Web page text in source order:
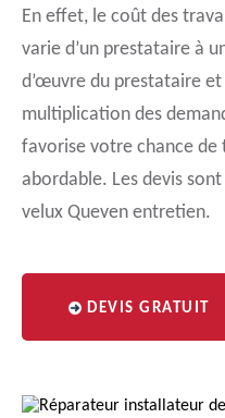
En effet, le coût des
varie d’un prestataire à
d’œuvre du prestataire et
multiplication des
favorise votre chance
abordable. Les devis
velux Queven entretien.
DEVIS GRATUIT